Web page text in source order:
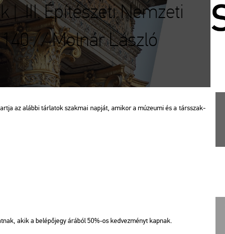
| III. Építészeti Nemzeti
// Molnár László
az aláb­bi tár­la­tok szak­mai nap­ját, ami­kor a mú­ze­u­mi és a társ­szak­
akik a be­lé­pő­jegy árá­ból 50%-os ked­vez­ményt kap­nak.